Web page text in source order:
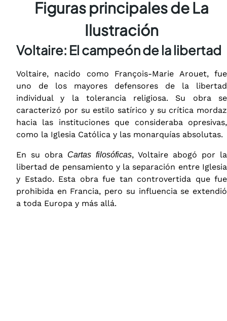
Figuras principales de La
Ilustración
Voltaire: El campeón de la libertad
Voltaire, nacido como François-Marie Arouet, fue
uno de los mayores defensores de la libertad
individual y la tolerancia religiosa. Su obra se
caracterizó por su estilo satírico y su crítica mordaz
hacia las instituciones que consideraba opresivas,
como la Iglesia Católica y las monarquías absolutas.
En su obra Cartas filosóficas, Voltaire abogó por la
libertad de pensamiento y la separación entre Iglesia
y Estado. Esta obra fue tan controvertida que fue
prohibida en Francia, pero su influencia se extendió
a toda Europa y más allá.